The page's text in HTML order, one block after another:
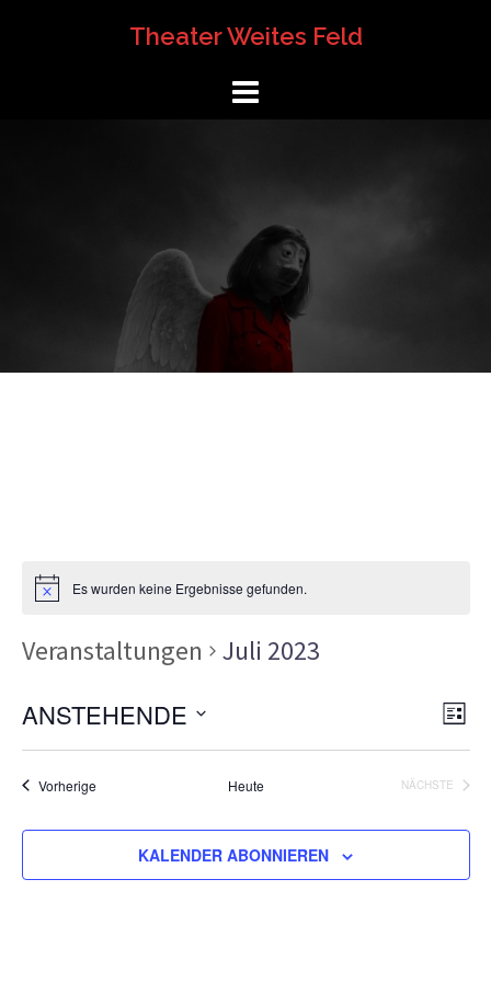
Theater Weites Feld
Es wurden keine Ergebnisse gefunden.
Veranstaltungen Juli 2023
LISTE
ANSTEHENDE
Datum
wählen.
VorherigeVeranstaltungen Heute
NÄCHSTE
KALENDER ABONNIEREN